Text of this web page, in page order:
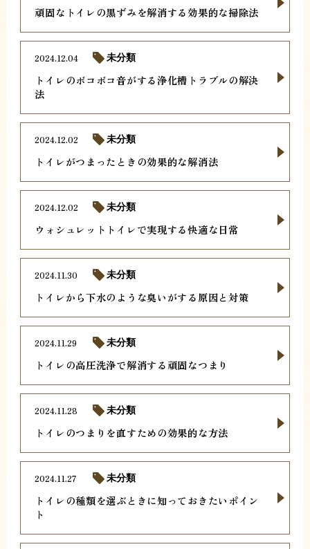
頑固なトイレの黒ずみを解消する効果的な掃除法
トイレのボコボコ音がする浄化槽トラブルの解決
法
2024.12.04 未分類
トイレがつまったときの効果的な解消法
2024.12.02 未分類
ウォシュレットトイレで実現する快適な日常
2024.12.02 未分類
トイレから下水のような臭いがする原因と対策
2024.11.30 未分類
トイレの高圧洗浄で解消する頑固なつまり
2024.11.29 未分類
トイレのつまりを直すための効果的な方法
2024.11.28 未分類
トイレの種類を選ぶときに知っておきたいポイン
ト
2024.11.27 未分類